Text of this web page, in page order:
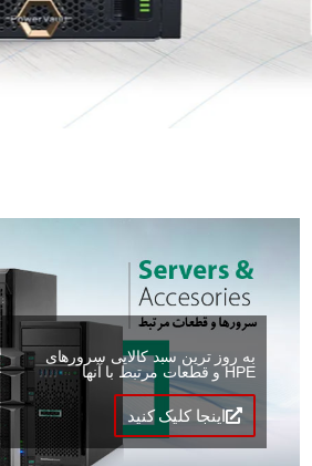
به روز ترین سبد کالایی سرورهای
HPE و قطعات مرتبط با آنها
اینجا کلیک کنید